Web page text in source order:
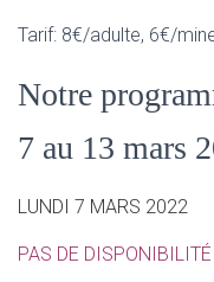
Tarif: 8€/adulte, 6€/
Notre
7 au 13 mars
LUNDI 7 MARS 2022
PAS DE DISPONIBILITÉ